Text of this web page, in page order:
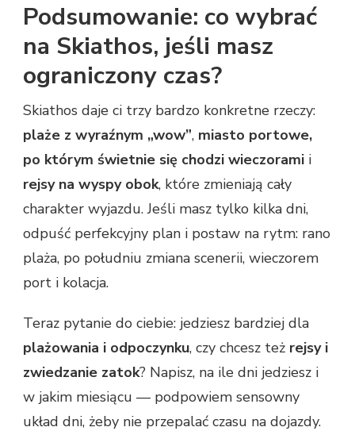
Podsumowanie: co wybrać
na Skiathos, jeśli masz
ograniczony czas?
Skiathos daje ci trzy bardzo konkretne rzeczy:
plaże z wyraźnym „wow”, miasto portowe,
po którym świetnie się chodzi wieczorami i
rejsy na wyspy obok, które zmieniają cały
charakter wyjazdu. Jeśli masz tylko kilka dni,
odpuść perfekcyjny plan i postaw na rytm: rano
plaża, po południu zmiana scenerii, wieczorem
port i kolacja.
Teraz pytanie do ciebie: jedziesz bardziej dla
plażowania i odpoczynku, czy chcesz też rejsy i
zwiedzanie zatok? Napisz, na ile dni jedziesz i
w jakim miesiącu — podpowiem sensowny
układ dni, żeby nie przepalać czasu na dojazdy.